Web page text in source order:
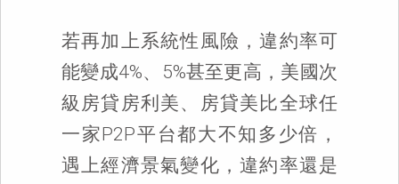
若再加上系統性風險，違約率可
能變成4%、5%甚至更高，美國次
級房貸房利美、房貸美比全球任
一家P2P平台都大不知多少倍，
遇上經濟景氣變化，違約率還是